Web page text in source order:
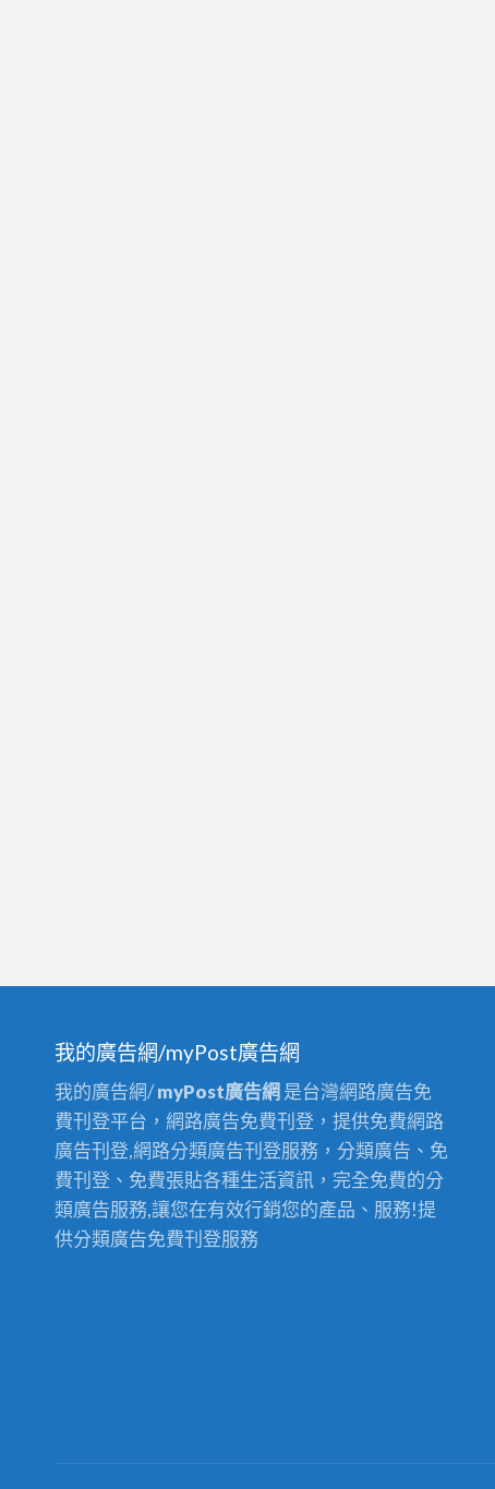
我的廣告網/myPost廣告網
我的廣告網/myPost廣告網是台灣網路廣告免
費刊登平台，網路廣告免費刊登，提供免費網路
廣告刊登,網路分類廣告刊登服務，分類廣告、免
費刊登、免費張貼各種生活資訊，完全免費的分
類廣告服務,讓您在有效行銷您的產品、服務!提
供分類廣告免費刊登服務